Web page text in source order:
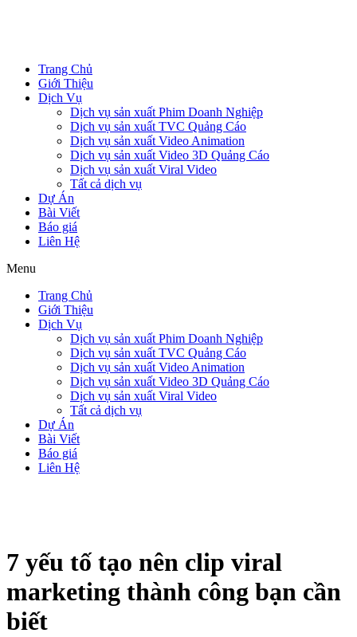
Trang Chủ
Giới Thiệu
Dịch Vụ
Dịch vụ sản xuất Phim Doanh Nghiệp
Dịch vụ sản xuất TVC Quảng Cáo
Dịch vụ sản xuất Video Animation
Dịch vụ sản xuất Video 3D Quảng Cáo
Dịch vụ sản xuất Viral Video
Tất cả dịch vụ
Dự Án
Bài Viết
Báo giá
Liên Hệ
Menu
Trang Chủ
Giới Thiệu
Dịch Vụ
Dịch vụ sản xuất Phim Doanh Nghiệp
Dịch vụ sản xuất TVC Quảng Cáo
Dịch vụ sản xuất Video Animation
Dịch vụ sản xuất Video 3D Quảng Cáo
Dịch vụ sản xuất Viral Video
Tất cả dịch vụ
Dự Án
Bài Viết
Báo giá
Liên Hệ
7 yếu tố tạo nên clip viral
marketing thành công bạn cần
biết